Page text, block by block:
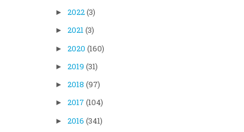
► 2022(3)
► 2021(3)
► 2020 (160)
► 2019 (31)
► 2018 (97)
► 2017 (104)
► 2016 (341)